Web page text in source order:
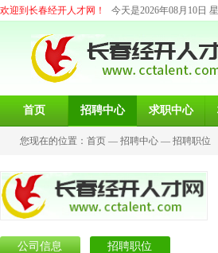
欢迎到长春经开人才网！ 今天是2026年08月10日
首页 招聘中心 求职中心
您现在的位置： 首页 — 招聘中心 — 招聘职位
公司信息 招聘职位